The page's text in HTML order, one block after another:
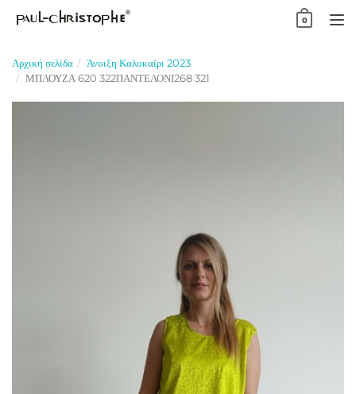
0
Αρχική σελίδα
Άνοιξη Καλοκαίρι 2023
ΜΠΛΟΥΖΑ 620 322ΠΑΝΤΕΛΟΝΙ268 321